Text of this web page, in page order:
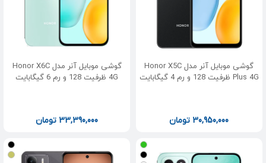
گوشی موبایل آنر مدل Honor X5C
Plus 4G ظرفیت 128 و رم 4 گیگابایت
30,950,000 تومان
گوشی موبایل آنر مدل Honor X6C
4G ظرفیت 128 و رم 6 گیگابایت
33,390,000 تومان